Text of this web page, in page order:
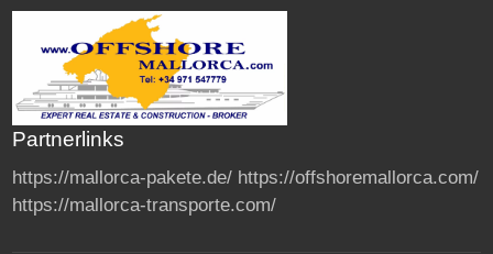
Partnerlinks
https://mallorca-pakete.de/ https://offshoremallorca.com/
https://mallorca-transporte.com/